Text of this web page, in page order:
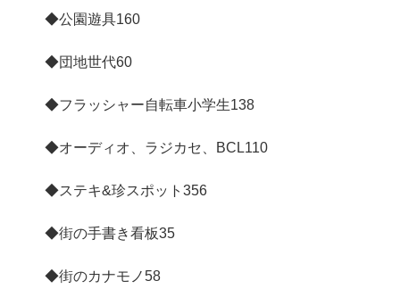
◆公園遊具160
◆団地世代60
◆フラッシャー自転車小学生138
◆オーディオ、ラジカセ、BCL110
◆ステキ&珍スポット 356
◆街の手書き看板35
◆街のカナモノ58